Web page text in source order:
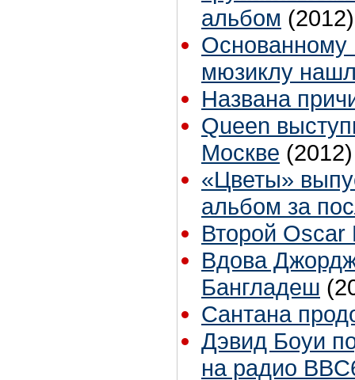
альбом (2012)
Основанному
мюзиклу
Названа
Queen
Москве (2012)
«Цветы»
альбом за
Второй Oscar
Вдова
Бангладеш
Сантана
Дэвид Боуи
на радио